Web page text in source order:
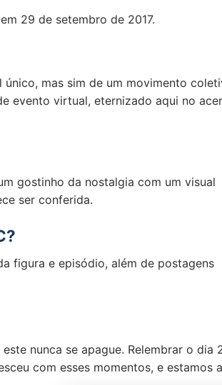
29 de setembro de 2017.
mas sim de um movimento
evento virtual, eternizado aqui no
gostinho da nostalgia com um visual
ser conferida.
figura e episódio, além de postagens
nunca se apague. Relembrar o dia
com esses momentos, e estamos